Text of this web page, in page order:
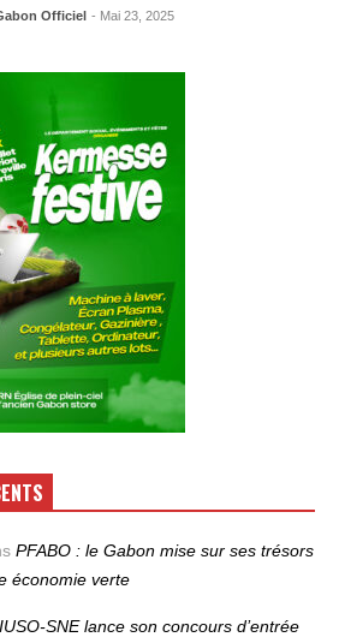
Officiel - Mai 23, 2025
PFABO : le Gabon mise sur ses trésors
économie verte
IUSO‑SNE lance son concours d’entrée